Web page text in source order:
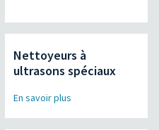
Nettoyeurs à
ultrasons spéciaux
En savoir plus